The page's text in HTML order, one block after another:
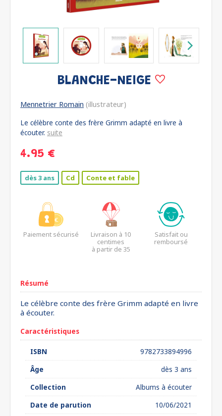
BLANCHE-NEIGE
Mennetrier Romain (illustrateur)
Le célèbre conte des frère Grimm adapté en livre à
écouter. suite
4.95 €
dès 3 ans Cd Conte et fable
Paiement sécurisé
Livraison à 10
centimes
à partir de 35
Satisfait ou
remboursé
Résumé
Le célèbre conte des frère Grimm adapté en livre
à écouter.
Caractéristiques
ISBN
9782733894996
Âge
dès 3 ans
Collection
Albums à écouter
Date de parution
10/06/2021